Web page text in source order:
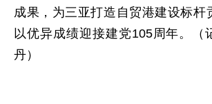
成果，为三亚打造自贸港建设标杆
以优异成绩迎接建党105周年。
丹）